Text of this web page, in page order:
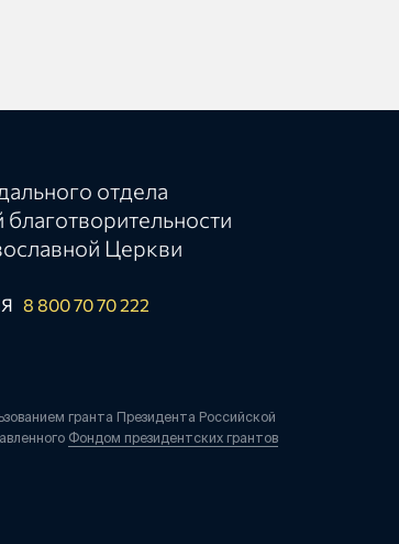
отдела
Церкви
8 800 70 70 222
гранта Президента Российской
Фондом президентских грантов